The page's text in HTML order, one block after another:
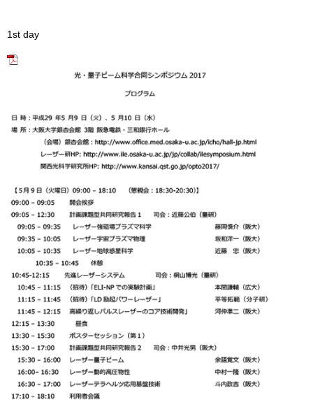
1st day